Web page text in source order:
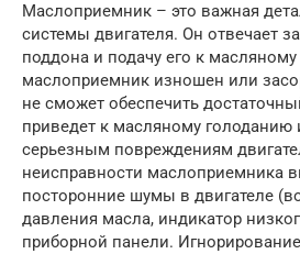
Маслоприемник – это важная
системы двигателя. Он отвечает
поддона и подачу его к
маслоприемник изношен или
не сможет обеспечить
приведет к масляному голоданию
серьезным повреждениям
неисправности маслоприемника
посторонние шумы в двигателе
давления масла, индикатор
приборной панели.